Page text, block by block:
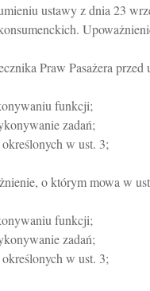
ustawy z dnia 23
Praw Pasażera
funkcji;
zadań;
w ust. 3;
o którym mowa w
funkcji;
zadań;
w ust. 3;